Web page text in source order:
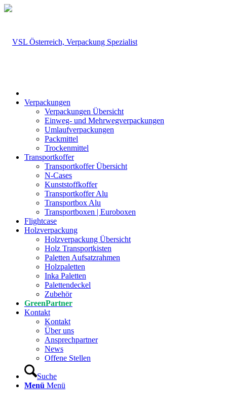
Verpackungen
Verpackungen Übersicht
Einweg- und Mehrwegverpackungen
Umlaufverpackungen
Packmittel
Trockenmittel
Transportkoffer
Transportkoffer Übersicht
N-Cases
Kunststoffkoffer
Transportkoffer Alu
Transportbox Alu
Transportboxen | Euroboxen
Flightcase
Holzverpackung
Holzverpackung Übersicht
Holz Transportkisten
Paletten Aufsatzrahmen
Holzpaletten
Inka Paletten
Palettendeckel
Zubehör
GreenPartner
Kontakt
Kontakt
Über uns
Ansprechpartner
News
Offene Stellen
Suche
Menü Menü